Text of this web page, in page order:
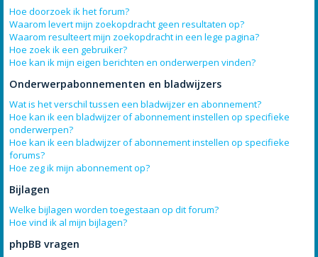
Hoe doorzoek ik het forum?
Waarom levert mijn zoekopdracht geen resultaten op?
Waarom resulteert mijn zoekopdracht in een lege pagina?
Hoe zoek ik een gebruiker?
Hoe kan ik mijn eigen berichten en onderwerpen vinden?
Onderwerpabonnementen en bladwijzers
Wat is het verschil tussen een bladwijzer en abonnement?
Hoe kan ik een bladwijzer of abonnement instellen op specifieke
onderwerpen?
Hoe kan ik een bladwijzer of abonnement instellen op specifieke
forums?
Hoe zeg ik mijn abonnement op?
Bijlagen
Welke bijlagen worden toegestaan op dit forum?
Hoe vind ik al mijn bijlagen?
phpBB vragen